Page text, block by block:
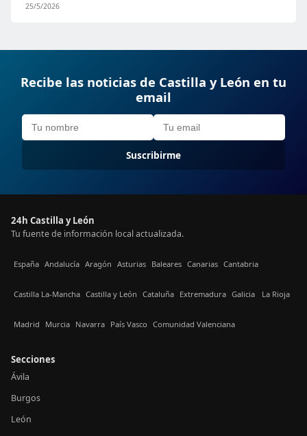
25/5/2026
Recibe las noticias de Castilla y León en tu
email
Suscribirme
24h Castilla y León
Tu fuente de información local actualizada.
España Andalucía Aragón Asturias Baleares Canarias Cantabria
Castilla La-Mancha Castilla y León Cataluña Extremadura Galicia La Rioja
Madrid Murcia Navarra País Vasco Comunidad Valenciana
Secciones
Ávila
Burgos
León